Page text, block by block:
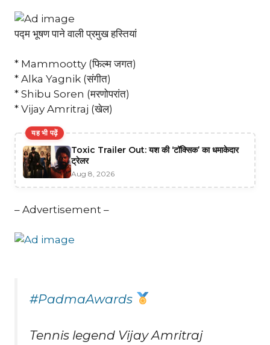
पद्म भूषण पाने वाली प्रमुख हस्तियां
* Mammootty (फिल्म जगत)
* Alka Yagnik (संगीत)
* Shibu Soren (मरणोपरांत)
* Vijay Amritraj (खेल)
यह भी पढ़ें
Toxic Trailer Out: यश की ‘टॉक्सिक’ का धमाकेदार
ट्रेलर
Aug 8, 2026
– Advertisement –
#PadmaAwards
Tennis legend Vijay Amritraj